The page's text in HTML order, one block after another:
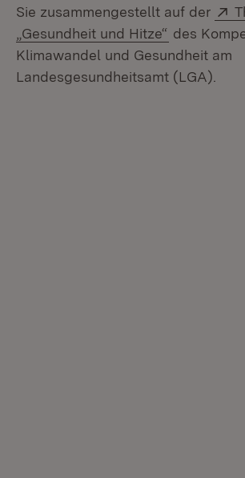
Sie zusammengestellt auf der
„Gesundheit und Hitze“ (Öffnet in
des
Klimawandel und Gesundheit am
Landesgesundheitsamt (LGA).